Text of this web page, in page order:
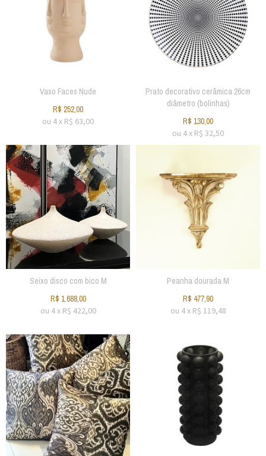
Vaso Faces Nude
R$ 252,00
ou 4x R$ 63,00
Prato decorativo cerâmica 26cm
diâmetro (bolinhas)
R$ 130,00
ou 4x R$ 32,50
Seixo disco com bico M
R$ 1.688,00
ou 4x R$ 422,00
Peanha dourada M
R$ 477,90
ou 4x R$ 119,48